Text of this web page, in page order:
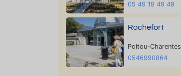
05 49 19 49 49
Rochefort
Poitou-Charentes
0546990864